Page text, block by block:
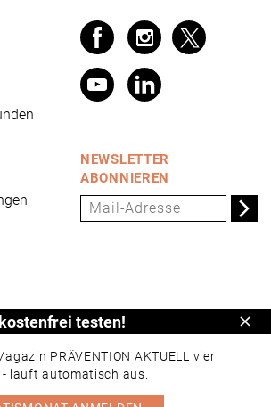
NEWSLETTER
ABONNIEREN
ist ein Produkt der Universum
3-5, 65189 Wiesbaden,
,info@universum.de
testen!
PRÄVENTION AKTUELL vier
läuft automatisch aus.